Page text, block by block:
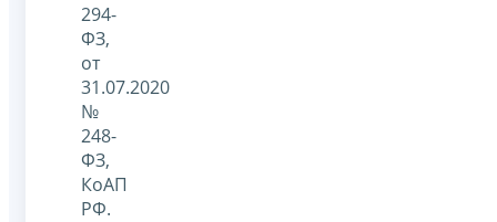
294-
ФЗ,
от
31.07.2020
№
248-
ФЗ,
КоАП
РФ.